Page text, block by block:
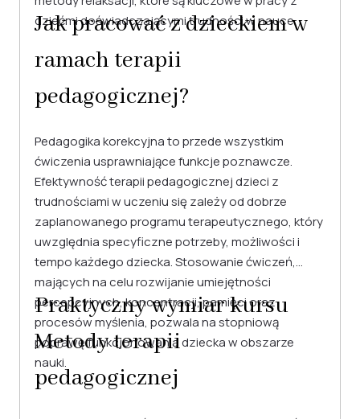
dziećmi doświadczającymi trudności w nauce.
Jak pracować z dzieckiem w
ramach terapii
pedagogicznej?
Pedagogika korekcyjna to przede wszystkim
ćwiczenia usprawniające funkcje poznawcze.
Efektywność terapii pedagogicznej dzieci z
trudnościami w uczeniu się zależy od dobrze
zaplanowanego programu terapeutycznego, który
uwzględnia specyficzne potrzeby, możliwości i
tempo każdego dziecka. Stosowanie ćwiczeń,
mających na celu rozwijanie umiejętności
percepcyjnych, koncentracji, pamięci oraz
procesów myślenia, pozwala na stopniową
poprawę funkcjonowania dziecka w obszarze
nauki.
Praktyczny wymiar kursu
Metody terapii
pedagogicznej